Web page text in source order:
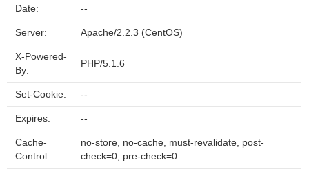
Date: --
Server: Apache/2.2.3 (CentOS)
X-Powered-
By:
PHP/5.1.6
Set-Cookie: --
Expires: --
Cache-
Control:
no-store, no-cache, must-revalidate, post-
check=0, pre-check=0